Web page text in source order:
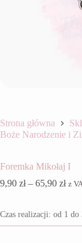
Strona główna
Boże Narodzenie i
Foremka Mikołaj I
9,90 zł – 65,90 zł
do
z
Czas realizacji: od 1 do